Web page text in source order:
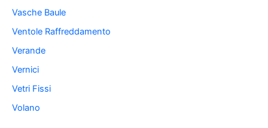
Vasche Baule
Ventole Raffreddamento
Verande
Vernici
Vetri Fissi
Volano